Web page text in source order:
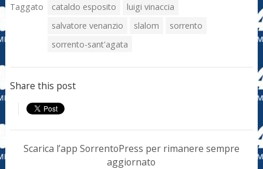
Taggato cataldo esposito
luigi vinaccia
salvatore venanzio
slalom
sorrento
sorrento-sant'agata
Share this post
Scarica l’app SorrentoPress per rimanere sempre
aggiornato